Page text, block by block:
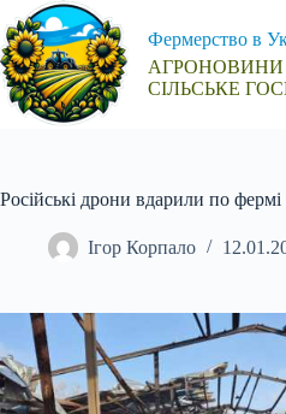
Перейти
до
вмісту
Фермерство в
АГРОНОВИНИ
СІЛЬСЬКЕ
Російські дрони вдарили по
Ігор Корпало